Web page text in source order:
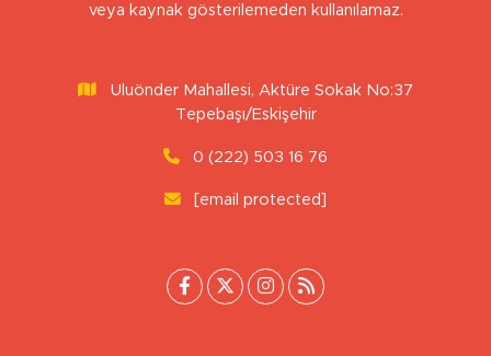
veya kaynak gösterilemeden kullanılamaz.
Uluönder Mahallesi, Aktüre Sokak No:37
Tepebaşı/Eskişehir
0 (222) 503 16 76
[email protected]